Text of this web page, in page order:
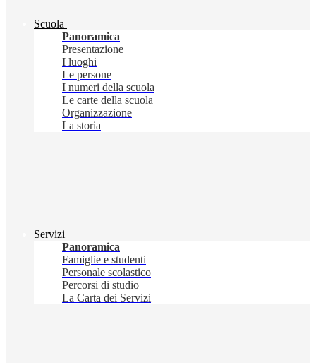
Scuola
Panoramica
Presentazione
I luoghi
Le persone
I numeri della scuola
Le carte della scuola
Organizzazione
La storia
Servizi
Panoramica
Famiglie e studenti
Personale scolastico
Percorsi di studio
La Carta dei Servizi